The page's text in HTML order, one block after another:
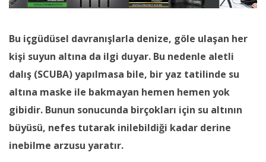
Bu içgüdüsel davranışlarla denize, göle ulaşan her
kişi suyun altına da ilgi duyar. Bu nedenle aletli
dalış (SCUBA) yapılmasa bile, bir yaz tatilinde su
altına maske ile bakmayan hemen hemen yok
gibidir. Bunun sonucunda birçokları için su altının
büyüsü, nefes tutarak inilebildiği kadar derine
inebilme arzusu yaratır.